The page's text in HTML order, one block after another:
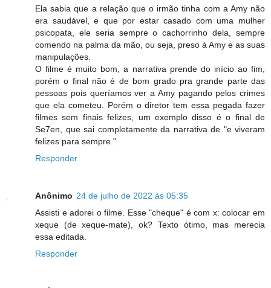
Ela sabia que a relação que o irmão tinha com a Amy não
era saudável, e que por estar casado com uma mulher
psicopata, ele seria sempre o cachorrinho dela, sempre
comendo na palma da mão, ou seja, preso à Amy e as suas
manipulações.
O filme é muito bom, a narrativa prende do início ao fim,
porém o final não é de bom grado pra grande parte das
pessoas pois queríamos ver a Amy pagando pelos crimes
que ela cometeu. Porém o diretor tem essa pegada fazer
filmes sem finais felizes, um exemplo disso é o final de
Se7en, que sai completamente da narrativa de "e viveram
felizes para sempre."
Responder
Anônimo 24 de julho de 2022 às 05:35
Assisti e adorei o filme. Esse "cheque" é com x: colocar em
xeque (de xeque-mate), ok? Texto ótimo, mas merecia
essa editada.
Responder